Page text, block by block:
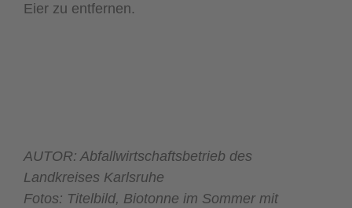
Eier zu entfernen.
AUTOR: Abfallwirtschaftsbetrieb des
Landkreises Karlsruhe
Fotos: Titelbild, Biotonne im Sommer mit